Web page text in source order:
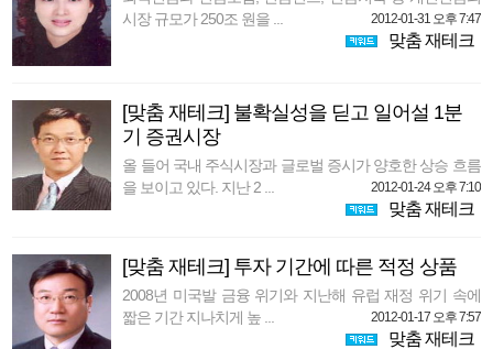
시장 규모가 250조 원을 ...
2012-01-31 오후 7:47
맞춤 재테크
[맞춤 재테크] 불확실성을 딛고 일어설 1분
기 증권시장
올 들어 국내 주식시장과 글로벌 증시가 양호한 상승 흐름
을 보이고 있다. 지난 2 ...
2012-01-24 오후 7:10
맞춤 재테크
[맞춤 재테크] 투자 기간에 따른 적정 상품
2008년 미국발 금융 위기와 지난해 유럽 재정 위기 속에
짧은 기간 지나치게 높 ...
2012-01-17 오후 7:57
맞춤 재테크